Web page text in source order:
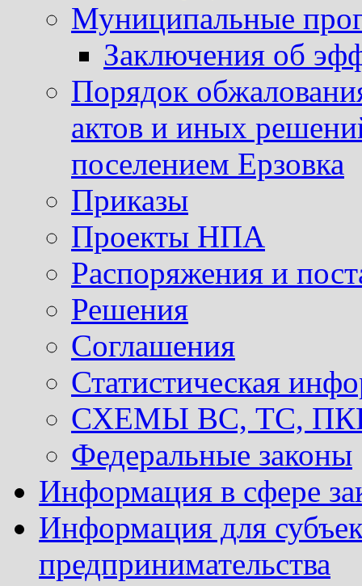
Муниципальные
Заключения об
Порядок
актов и иных
поселением Ерзовка
Приказы
Проекты НПА
Распоряжения и
Решения
Соглашения
Статистическая
СХЕМЫ ВС, ТС, ПКР
Федеральные законы
Информация в сфере
Информация для
предпринимательства